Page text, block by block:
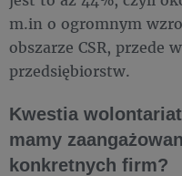
m.in o ogromnym
obszarze CSR, przede
przedsiębiorstw.
Kwestia
mamy
konkretnych firm?